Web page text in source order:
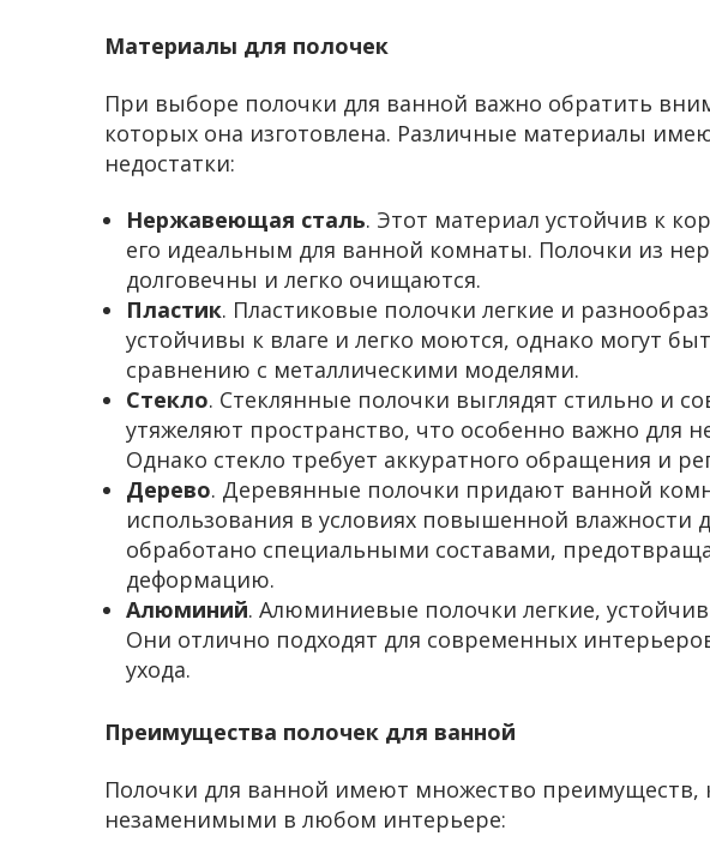
Материалы для полочек
При выборе полочки для ванной важно обратить
которых она изготовлена. Различные материалы
недостатки:
Нержавеющая сталь. Этот материал устойчив к
его идеальным для ванной комнаты. Полочки из
долговечны и легко очищаются.
Пластик. Пластиковые полочки легкие и
устойчивы к влаге и легко моются, однако могут
сравнению с металлическими моделями.
Стекло. Стеклянные полочки выглядят стильно и
утяжеляют пространство, что особенно важно для
Однако стекло требует аккуратного обращения и
Дерево. Деревянные полочки придают ванной
использования в условиях повышенной влажности
обработано специальными составами,
деформацию.
Алюминий. Алюминиевые полочки легкие,
Они отлично подходят для современных
ухода.
Преимущества полочек для ванной
Полочки для ванной имеют множество преимуществ,
незаменимыми в любом интерьере: